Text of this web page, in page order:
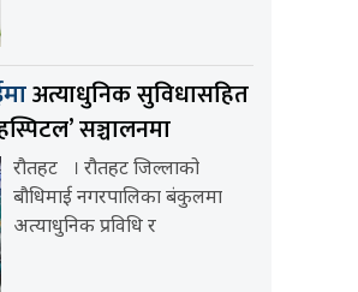
अत्याधुनिक सुविधासहित
सञ्चालनमा
रौतहट । रौतहट जिल्लाको
बौधिमाई नगरपालिका बंकुलमा
अत्याधुनिक प्रविधि र